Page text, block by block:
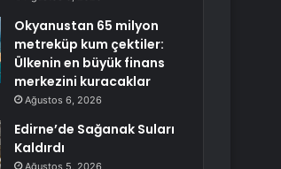
Okyanustan 65 milyon
metreküp kum çektiler:
Ülkenin en büyük finans
merkezini kuracaklar
Ağustos 6, 2026
Edirne’de Sağanak Suları
Kaldırdı
Ağustos 5, 2026